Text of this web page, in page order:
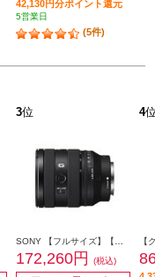
42,130円分ポイント還元
5営業日
(5件)
3位
172,260円
(税込)
4